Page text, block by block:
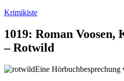
Zum
springen
Krimikiste
1019: Roman Voosen,
– Rotwild
Eine Hörbuchbesprechung